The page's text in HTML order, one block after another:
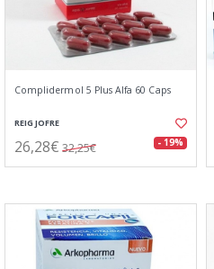
Complidermol 5 Plus Alfa 60 Caps
REIG JOFRE
26,28€ 32,25€ - 19%